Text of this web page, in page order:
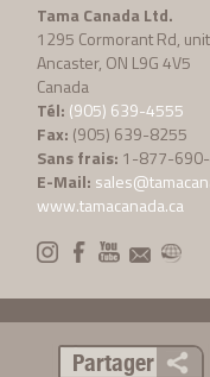
Tama Canada Ltd.
1295 Cormorant Rd,
Ancaster, ON L9G 4V5
Canada
Tél: (905) 639-4555
Fax: (905) 639-8255
Sans frais: 1-877-
E-Mail:
www.tamacanada.ca
Partager